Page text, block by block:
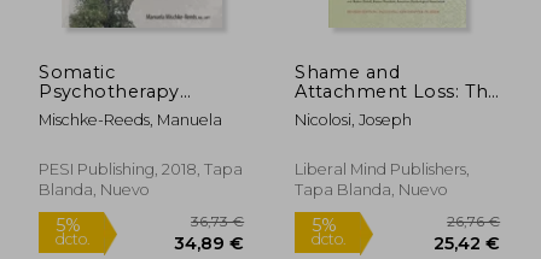
Somatic
Psychotherapy
Toolbox: 125
Worksheets and
Trauma & Stress (en
Inglés)
Mischke-Reeds, Manuela
PESI Publishing, 2018, Tapa
Blanda, Nuevo
Shame and
Attachment Loss: The
Practical Work of
Reparative Therapy
Nicolosi, Joseph
Liberal Mind Publishers,
Tapa Blanda, Nuevo